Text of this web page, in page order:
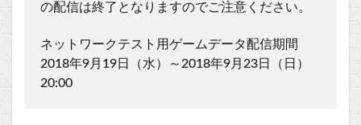
の配信は終了となりますのでご注意ください。
ネットワークテスト用ゲームデータ配信期間
2018年9月19日（水）～2018年9月23日（日）
20:00